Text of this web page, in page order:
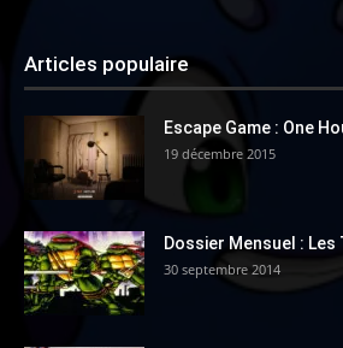
Articles populaire
Escape Game : One
19 décembre 2015
Dossier Mensuel :
30 septembre 2014